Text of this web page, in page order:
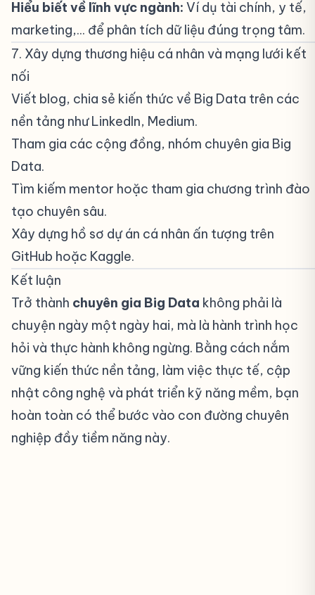
Hiểu biết về lĩnh vực ngành: Ví dụ tài chính, y tế,
marketing,... để phân tích dữ liệu đúng trọng tâm.
7. Xây dựng thương hiệu cá nhân và mạng lưới kết
nối
Viết blog, chia sẻ kiến thức về Big Data trên các
nền tảng như LinkedIn, Medium.
Tham gia các cộng đồng, nhóm chuyên gia Big
Data.
Tìm kiếm mentor hoặc tham gia chương trình đào
tạo chuyên sâu.
Xây dựng hồ sơ dự án cá nhân ấn tượng trên
GitHub hoặc Kaggle.
Kết luận
Trở thành chuyên gia Big Data không phải là
chuyện ngày một ngày hai, mà là hành trình học
hỏi và thực hành không ngừng. Bằng cách nắm
vững kiến thức nền tảng, làm việc thực tế, cập
nhật công nghệ và phát triển kỹ năng mềm, bạn
hoàn toàn có thể bước vào con đường chuyên
nghiệp đầy tiềm năng này.